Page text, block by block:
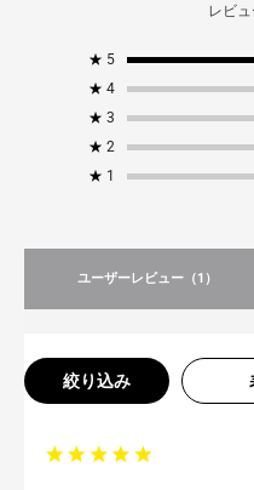
レビュ
★ 5
★ 4
★ 3
★ 2
★ 1
ユーザーレビュー （1）
絞り込み